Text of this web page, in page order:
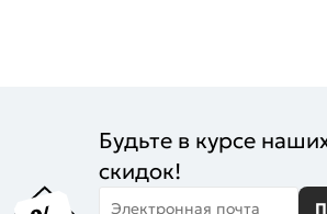
Будьте в курсе
скидок!
Электронная почта